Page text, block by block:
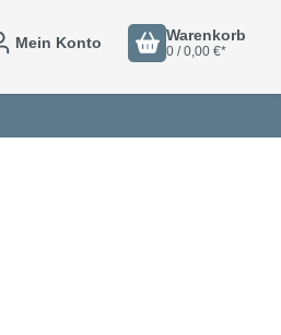
Mein Konto Warenkorb
0 / 0,00 €*